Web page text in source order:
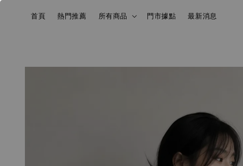
首頁 熱門推薦 所有商品 門市據點 最新消息